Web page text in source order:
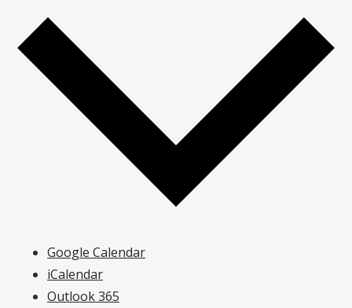
Google Calendar
iCalendar
Outlook 365